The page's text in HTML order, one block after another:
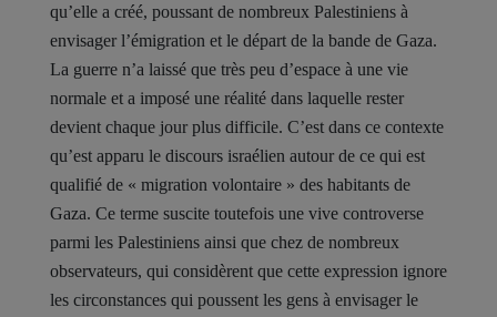
qu’elle a créé, poussant de nombreux Palestiniens à
envisager l’émigration et le départ de la bande de Gaza.
La guerre n’a laissé que très peu d’espace à une vie
normale et a imposé une réalité dans laquelle rester
devient chaque jour plus difficile. C’est dans ce contexte
qu’est apparu le discours israélien autour de ce qui est
qualifié de « migration volontaire » des habitants de
Gaza. Ce terme suscite toutefois une vive controverse
parmi les Palestiniens ainsi que chez de nombreux
observateurs, qui considèrent que cette expression ignore
les circonstances qui poussent les gens à envisager le